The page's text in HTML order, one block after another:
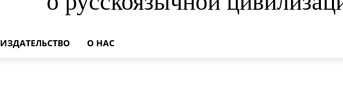
ИЗДАТЕЛЬСТВО О НАС